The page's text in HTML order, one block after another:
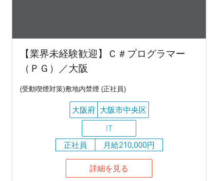
【業界未経験歓迎】Ｃ＃プログラマー
（ＰＧ）／大阪
(受動喫煙対策)敷地内禁煙 (正社員)
大阪府 大阪市中央区
IT
正社員
月給210,000円
詳細を見る